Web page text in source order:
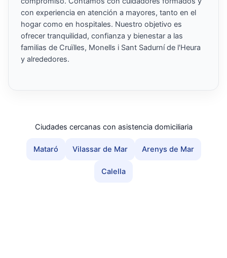
con experiencia en atención a mayores, tanto en el
hogar como en hospitales. Nuestro objetivo es
ofrecer tranquilidad, confianza y bienestar a las
familias de Cruïlles, Monells i Sant Sadurní de l'Heura
y alrededores.
Ciudades cercanas con asistencia domiciliaria
Mataró Vilassar de Mar Arenys de Mar
Calella